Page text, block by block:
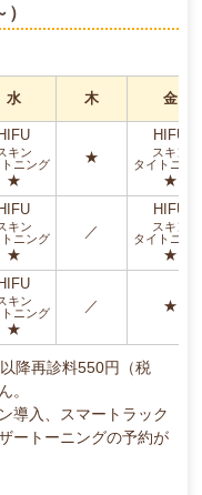
水 木 金
HIFU
キン
ニング
★
★
HIFU
スキン
タイトニン
★
HIFU
キン
ニング
★
／
HIFU
スキン
タイトニン
★
HIFU
キン
ニング
★
／ ★
降再診料550円（税
。
導入、スマートラック
ートーニングの予約が